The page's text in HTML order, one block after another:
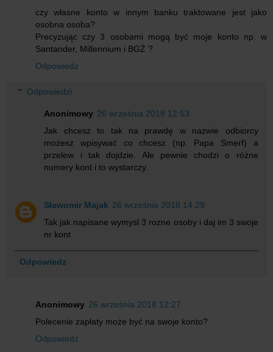
czy własne konto w innym banku traktowane jest jako
osobna osoba?
Precyzując czy 3 osobami mogą być moje konto np. w
Santander, Millennium i BGŻ ?
Odpowiedz
Odpowiedzi
Anonimowy 26 września 2018 12:53
Jak chcesz to tak na prawdę w nazwie odbiorcy
możesz wpisywać co chcesz (np. Papa Smerf) a
przelew i tak dojdzie. Ale pewnie chodzi o różne
numery kont i to wystarczy.
Sławomir Majak 26 września 2018 14:29
Tak jak napisane wymysl 3 rozne osoby i daj im 3 swoje
nr kont
Odpowiedz
Anonimowy 26 września 2018 12:27
Polecenie zapłaty może być na swoje konto?
Odpowiedz